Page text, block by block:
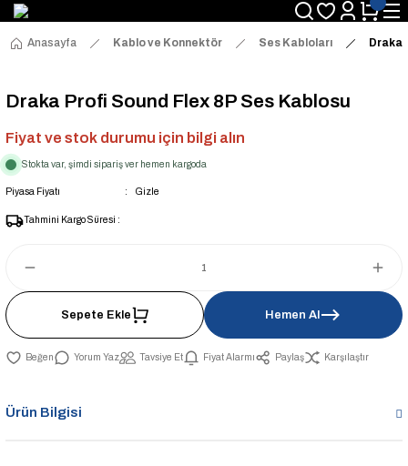
Anasayfa Kablo ve Konnektör Ses Kabloları Draka
Draka Profi Sound Flex 8P Ses Kablosu
Fiyat ve stok durumu için bilgi alın
Stokta var, şimdi sipariş ver hemen kargoda
Piyasa Fiyatı Gizle
Tahmini Kargo Süresi :
Sepete Ekle Hemen Al
Yorum Yaz Tavsiye Et Fiyat Alarmı Paylaş Karşılaştır
Ürün Bilgisi